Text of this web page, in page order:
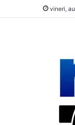
vineri,